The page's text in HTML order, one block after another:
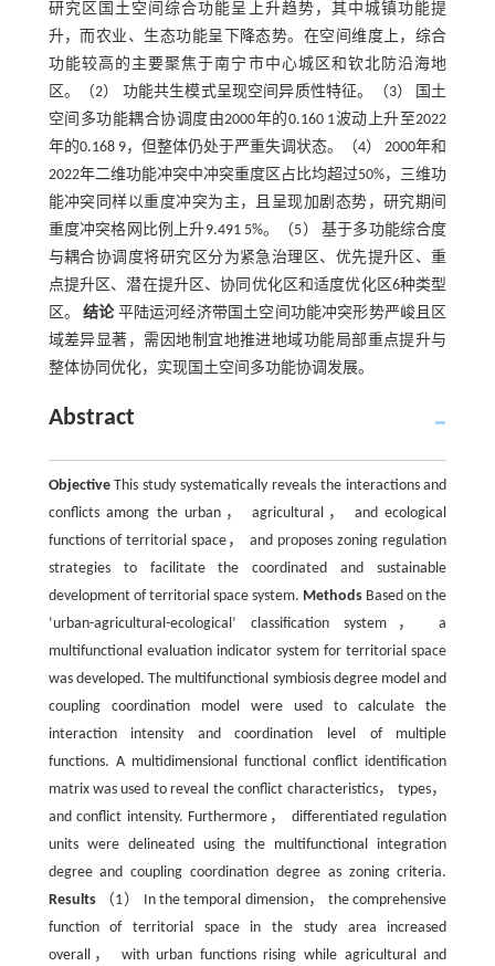
研究区国土空间综合功能呈上升趋势，其中城镇功能提
升，而农业、生态功能呈下降态势。在空间维度上，综合
功能较高的主要聚焦于南宁市中心城区和钦北防沿海地
区。（2） 功能共生模式呈现空间异质性特征。（3） 国土
空间多功能耦合协调度由2000年的0.160 1波动上升至2022
年的0.168 9，但整体仍处于严重失调状态。（4） 2000年和
2022年二维功能冲突中冲突重度区占比均超过50%，三维功
能冲突同样以重度冲突为主，且呈现加剧态势，研究期间
重度冲突格网比例上升9.491 5%。（5） 基于多功能综合度
与耦合协调度将研究区分为紧急治理区、优先提升区、重
点提升区、潜在提升区、协同优化区和适度优化区6种类型
区。结论平陆运河经济带国土空间功能冲突形势严峻且区
域差异显著，需因地制宜地推进地域功能局部重点提升与
整体协同优化，实现国土空间多功能协调发展。
Abstract
ObjectiveThis study systematically reveals the interactions and
conflicts among the urban， agricultural， and ecological
functions of territorial space， and proposes zoning regulation
strategies to facilitate the coordinated and sustainable
development of territorial space system. Methods Based on the
‘urban-agricultural-ecological’ classification system， a
multifunctional evaluation indicator system for territorial space
was developed. The multifunctional symbiosis degree model and
coupling coordination model were used to calculate the
interaction intensity and coordination level of multiple
functions. A multidimensional functional conflict identification
matrix was used to reveal the conflict characteristics， types，
and conflict intensity. Furthermore， differentiated regulation
units were delineated using the multifunctional integration
degree and coupling coordination degree as zoning criteria.
Results（1） In the temporal dimension， the comprehensive
function of territorial space in the study area increased
overall， with urban functions rising while agricultural and